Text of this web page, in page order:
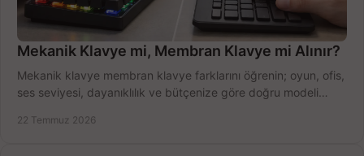
Mekanik Klavye mi, Membran Klavye mi Alınır?
Mekanik klavye membran klavye farklarını öğrenin; oyun, ofis,
ses seviyesi, dayanıklılık ve bütçenize göre doğru modeli
22 Temmuz 2026